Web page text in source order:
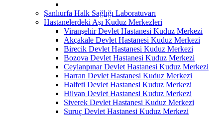
Şanlıurfa Halk Sağlığı Laboratuvarı
Hastanelerdeki Aşı Kuduz Merkezleri
Viranşehir Devlet Hastanesi Kuduz Merkezi
Akçakale Devlet Hastanesi Kuduz Merkezi
Birecik Devlet Hastanesi Kuduz Merkezi
Bozova Devlet Hastanesi Kuduz Merkezi
Ceylanpınar Devlet Hastanesi Kuduz Merkezi
Harran Devlet Hastanesi Kuduz Merkezi
Halfeti Devlet Hastanesi Kuduz Merkezi
Hilvan Devlet Hastanesi Kuduz Merkezi
Siverek Devlet Hastanesi Kuduz Merkezi
Suruç Devlet Hastanesi Kuduz Merkezi